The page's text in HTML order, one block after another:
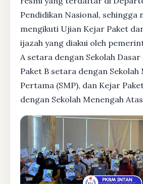
Pendidikan Nasional, sehingga
mengikuti Ujian Kejar Paket
ijazah yang diakui oleh
A setara dengan Sekolah Dasar
Paket B setara dengan Sekolah
Pertama (SMP), dan Kejar
dengan Sekolah Menengah Atas